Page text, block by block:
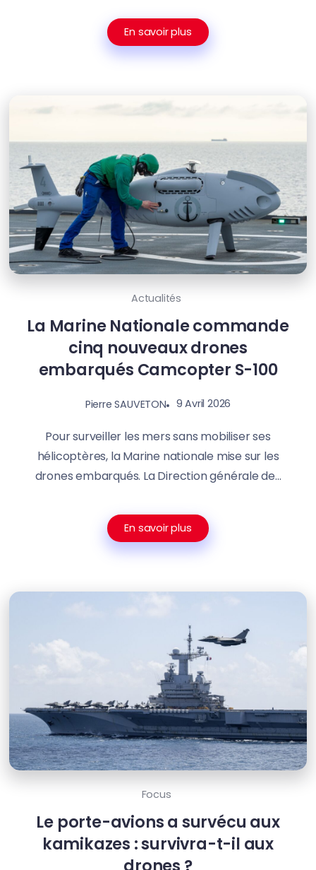
En savoir plus
Actualités
La Marine Nationale commande
cinq nouveaux drones
embarqués Camcopter S-100
Pierre SAUVETON 9 Avril 2026
Pour surveiller les mers sans mobiliser ses
hélicoptères, la Marine nationale mise sur les
drones embarqués. La Direction générale de...
En savoir plus
Focus
Le porte-avions a survécu aux
kamikazes : survivra-t-il aux